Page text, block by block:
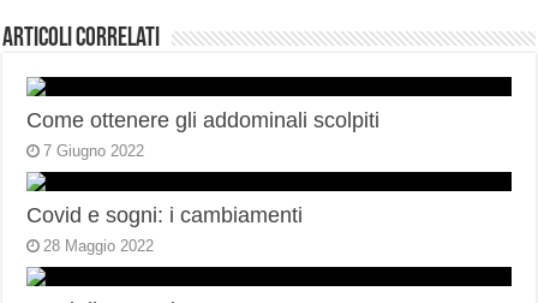
Articoli correlati
Come ottenere gli addominali scolpiti
7 Giugno 2022
Covid e sogni: i cambiamenti
28 Maggio 2022